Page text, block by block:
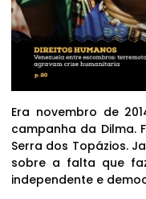
Era novembro de
campanha da Dilma.
Serra dos Topázios.
sobre a falta que
independente e